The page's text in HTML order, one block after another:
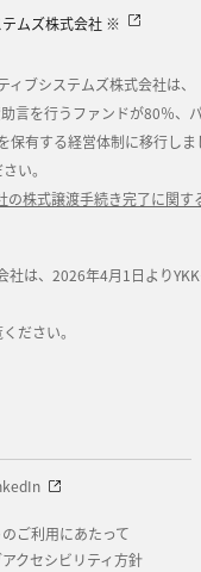
テムズ株式会社 ※
ブシステムズ株式会社は、
言を行うファンドが80％、
保有する経営体制に移行しま
い。
の株式譲渡手続き完了に関す
社は、2026年4月1日より
ださい。
ご利用にあたって
クセシビリティ方針